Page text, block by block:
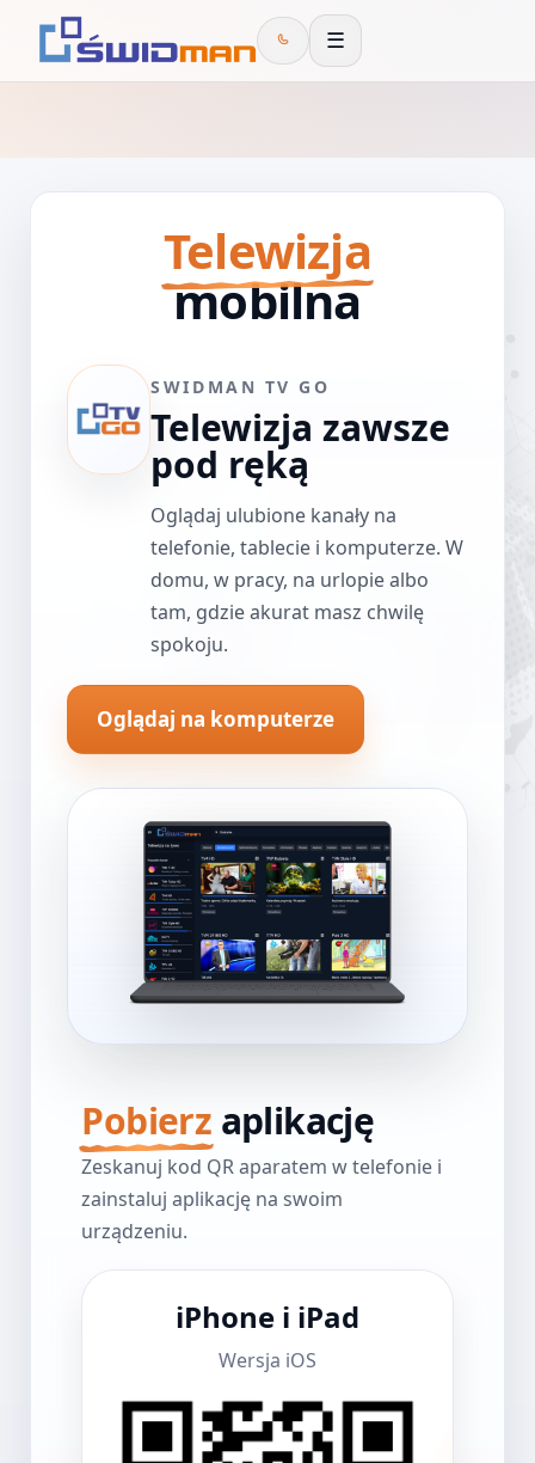
☰
Telewizja
mobilna
SWIDMAN TV GO
Telewizja zawsze
pod ręką
Oglądaj ulubione kanały na
telefonie, tablecie i komputerze. W
domu, w pracy, na urlopie albo
tam, gdzie akurat masz chwilę
spokoju.
Oglądaj na komputerze
Pobierz aplikację
Zeskanuj kod QR aparatem w telefonie i
zainstaluj aplikację na swoim
urządzeniu.
iPhone i iPad
Wersja iOS